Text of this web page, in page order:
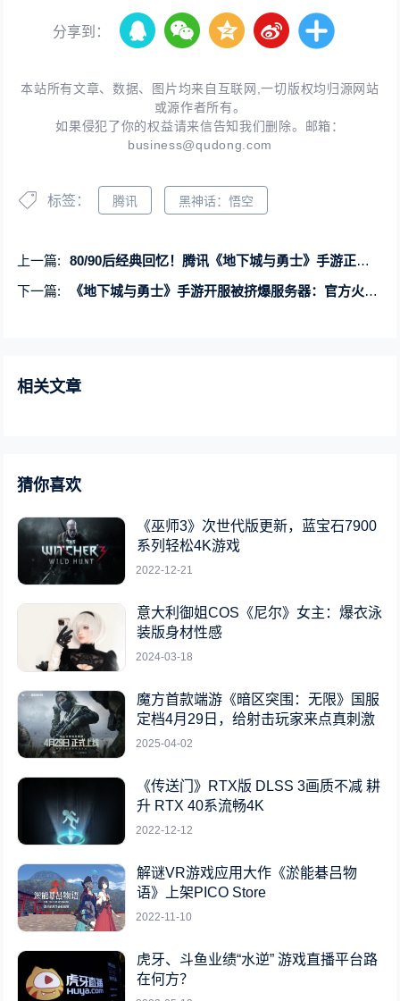
分享到：
本站所有文章、数据、图片均来自互联网,一切版权均归源网站
或源作者所有。
如果侵犯了你的权益请来信告知我们删除。邮箱：
business@qudong.com
标签： 腾讯 黑神话：悟空
上一篇:
80/90后经典回忆！腾讯《地下城与勇士》手游正式开服
下一篇:
《地下城与勇士》手游开服被挤爆服务器：官方火速公布补偿方案
相关文章
猜你喜欢
《巫师3》次世代版更新，蓝宝石7900
系列轻松4K游戏
2022-12-21
意大利御姐COS《尼尔》女主：爆衣泳
装版身材性感
2024-03-18
魔方首款端游《暗区突围：无限》国服
定档4月29日，给射击玩家来点真刺激
2025-04-02
《传送门》RTX版 DLSS 3画质不减 耕
升 RTX 40系流畅4K
2022-12-12
解谜VR游戏应用大作《淤能碁吕物
语》上架PICO Store
2022-11-10
虎牙、斗鱼业绩“水逆” 游戏直播平台路
在何方？